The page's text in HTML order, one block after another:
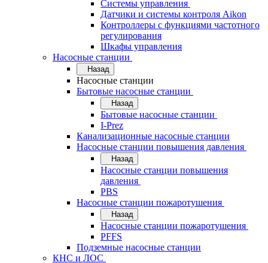
Системы управления
Датчики и системы контроля Aikon
Контроллеры с функциями частотного
регулирования
Шкафы управления
Насосные станции
Назад
Насосные станции
Бытовые насосные станции
Назад
Бытовые насосные станции
I-Prez
Канализационные насосные станции
Насосные станции повышения давления
Назад
Насосные станции повышения
давления
PBS
Насосные станции пожаротушения
Назад
Насосные станции пожаротушения
PFFS
Подземные насосные станции
КНС и ЛОС